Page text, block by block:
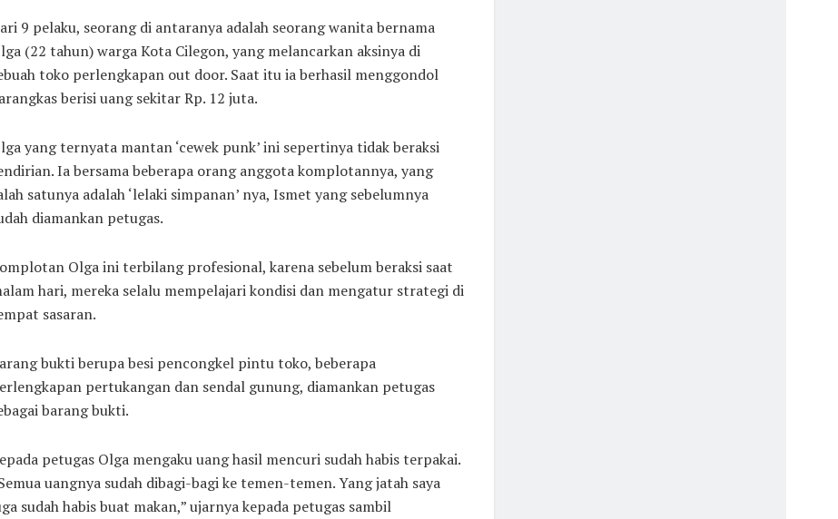
9 pelaku, seorang di antaranya adalah seorang wanita bernama
(22 tahun) warga Kota Cilegon, yang melancarkan aksinya di
toko perlengkapan out door. Saat itu ia berhasil menggondol
berisi uang sekitar Rp. 12 juta.
yang ternyata mantan ‘cewek punk’ ini sepertinya tidak beraksi
Ia bersama beberapa orang anggota komplotannya, yang
satunya adalah ‘lelaki simpanan’ nya, Ismet yang sebelumnya
diamankan petugas.
Olga ini terbilang profesional, karena sebelum beraksi saat
hari, mereka selalu mempelajari kondisi dan mengatur strategi di
sasaran.
bukti berupa besi pencongkel pintu toko, beberapa
pertukangan dan sendal gunung, diamankan petugas
barang bukti.
petugas Olga mengaku uang hasil mencuri sudah habis terpakai.
uangnya sudah dibagi-bagi ke temen-temen. Yang jatah saya
sudah habis buat makan,” ujarnya kepada petugas sambil